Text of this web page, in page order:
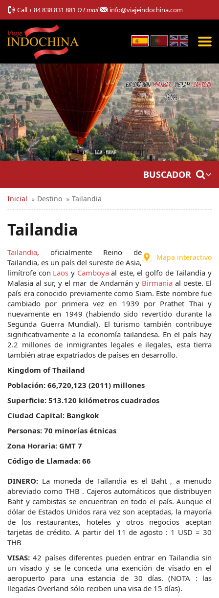
Call+ 84 838 831 881 O Email info@viajeindochina.com
BUSCADOR
Inicial Destino Tailandia
Tailandia
Mapa interactivo
Tailandia, oficialmente Reino de
Tailandia, es un país del sureste de Asia,
limítrofe con Laos y Camboya al este, el golfo de Tailandia y
Malasia al sur, y el mar de Andamán y Birmania al oeste. El
país era conocido previamente como Siam. Este nombre fue
cambiado por primera vez en 1939 por Prathet Thai y
nuevamente en 1949 (habiendo sido revertido durante la
Segunda Guerra Mundial). El turismo también contribuye
significativamente a la economía tailandesa. En el país hay
2.2 millones de inmigrantes legales e ilegales, esta tierra
también atrae expatriados de países en desarrollo.
Kingdom of Thailand
Población: 66,720,123 (2011) millones
Superficie: 513.120 kilómetros cuadrados
Ciudad Capital: Bangkok
Personas: 70 minorías étnicas
Zona Horaria: GMT 7
Código de Llamada: 66
DINERO: La moneda de Tailandia es el Baht , a menudo
abreviado como THB . Cajeros automáticos que distribuyen
Baht y cambistas se encuentran en todo el país. Aunque el
dólar de Estados Unidos rara vez son aceptadas, la mayoría
de los restaurantes, hoteles y otros negocios aceptan
tarjetas de crédito. A partir del 11 de agosto : 1 USD = 30
THB
VISAS: 42 países diferentes pueden entrar en Tailandia sin
un visado y se le conceda una exención de visado en el
aeropuerto para una estancia de 30 días. (NOTA : las
llegadas Overland sólo reciben una visa de 15 días).